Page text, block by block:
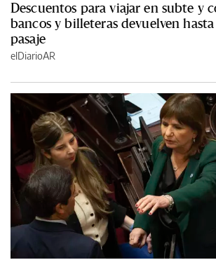
Descuentos para viajar en subte y
bancos y billeteras devuelven
pasaje
elDiarioAR